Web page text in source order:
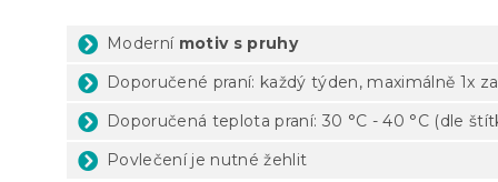
Moderní motiv s pruhy
Doporučené praní: každý týden, maximálně 1x
Doporučená teplota praní: 30 °C - 40 °C (dle
Povlečení je nutné žehlit